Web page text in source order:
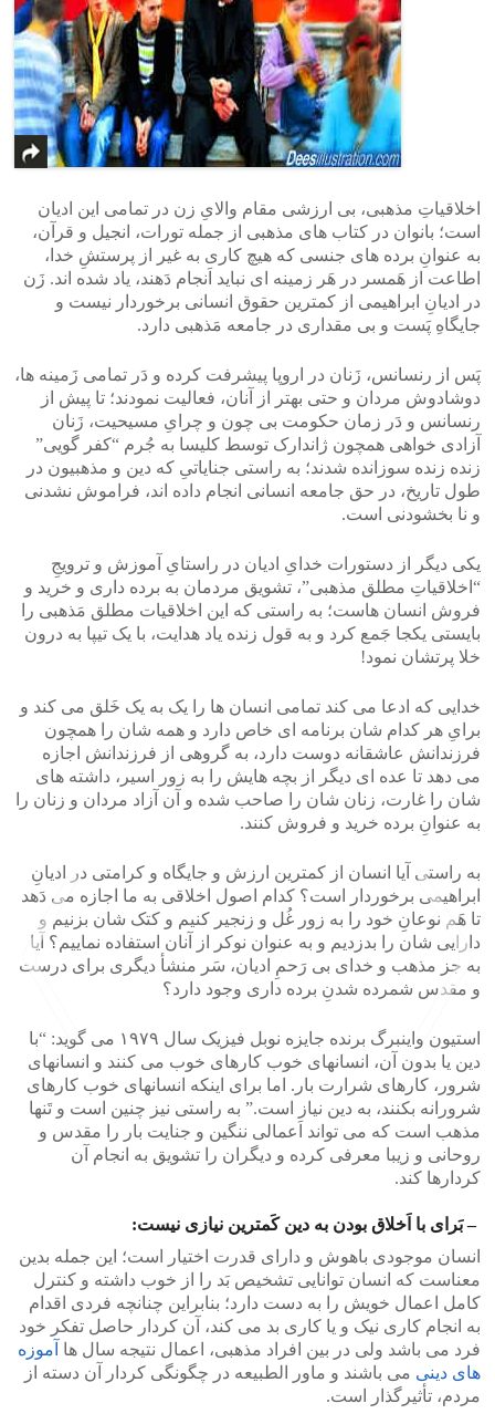
اخلاقیاتِ مذهبی، بی ارزشی مقام والایِ زن در تمامی این ادیان
است؛ بانوان در کتاب های مذهبی از جمله تورات، انجیل و قرآن،
به عنوانِ برده های جنسی که هیچ کاری به غیر از پرستشِ خدا،
اطاعت از هَمسر در هَر زمینه ای نباید اَنجام دَهند، یاد شده اند. زَن
در ادیانِ ابراهیمی از کمترین حقوق انسانی برخوردار نیست و
جایگاهِ پَست و بی مقداری در جامعه مَذهبی دارد.
پَس از رنسانس، زَنان در اروپا پیشرفت کرده و دَر تمامی زَمینه ها،
دوشادوش مردان و حتی بهتر از آنان، فعالیت نمودند؛ تا پیش از
رنسانس و دَر زمان حکومت بی چون و چرایِ مسیحیت، زَنان
آزادی خواهی همچون ژاندارک توسط کلیسا به جُرم “کفر گویی”
زنده زنده سوزانده شدند؛ به راستی جنایاتیِ که دین و مذهبیون در
طول تاریخ، در حق جامعه انسانی انجام داده اند، فراموش نشدنی
و نا بخشودنی است.
یکی دیگر از دستورات خدایِ ادیان در راستایِ آموزش و ترویجِ
“اخلاقیاتِ مطلق مذهبی”، تشویق مردمان به برده داری و خرید و
فروش انسان هاست؛ به راستی که این اخلاقیات مطلق مَذهبی را
بایستی یکجا جَمع کرد و به قول زنده یاد هدایت، با یک تیپا به درون
خلا پرتشان نمود!
خدایی که ادعا می کند تمامی انسان ها را یک به یک خَلق می کند و
برایِ هر کدام شان برنامه ای خاص دارد و همه شان را همچون
فرزندانش عاشقانه دوست دارد، به گروهی از فرزندانش اجازه
می دهد تا عده ای دیگر از بچه هایش را به زور اسیر، داشته های
شان را غارت، زنان شان را صاحب شده و آن آزاد مردان و زنان را
به عنوانِ برده خرید و فروش کنند.
به راستی آیا انسان از کمترین ارزش و جایگاه و کرامتی در ادیانِ
ابراهیمی برخوردار است؟ کدام اصول اخلاقی به ما اجازه می دَهد
تا هَم نوعانِ خود را به زور غُل و زنجیر کنیم و کتک شان بزنیم و
دارایی شان را بدزدیم و به عنوان نوکر از آنان استفاده نماییم؟ آیا
به جز مذهب و خدای بی رَحمِ ادیان، سَر منشأ دیگری برای درست
و مقدس شمرده شدنِ برده داری وجود دارد؟
استیون واینبرگ برنده جایزه نوبل فیزیک سال ۱۹۷۹ می گوید: “با
دین یا بدون آن، انسانهای خوب کارهای خوب می کنند و انسانهای
شرور، کارهای شرارت بار. اما برای اینکه انسانهای خوب کارهای
شرورانه بکنند، به دین نیاز است.” به راستی نیز چنین است و تَنها
مذهب است که می تواند اَعمالی ننگین و جنایت بار را مقدس و
روحانی و زیبا معرفی کرده و دیگران را تشویق به انجام آن
کردارها کند.
– بَرای با اَخلاق بودن به دین کَمترین نیازی نیست:
انسان موجودی باهوش و دارای قدرت اختیار است؛ این جمله بدین
معناست که انسان توانایی تشخیص بَد را از خوب داشته و کنترل
کامل اعمال خویش را به دست دارد؛ بنابراین چنانچه فردی اقدام
به انجام کاری نیک و یا کاری بد می کند، آن کردار حاصل تفکر خود
فرد می باشد ولی در بین افراد مذهبی، اعمال نتیجه سال ها آموزه
های دینی می باشند و ماور الطبیعه در چگونگی کردار آن دسته از
مردم، تأثیرگذار است.
<
>